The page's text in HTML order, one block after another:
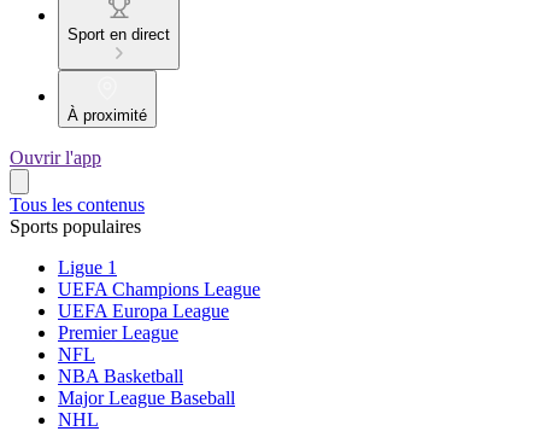
Sport en direct
À proximité
Ouvrir l'app
Tous les contenus
Sports populaires
Ligue 1
UEFA Champions League
UEFA Europa League
Premier League
NFL
NBA Basketball
Major League Baseball
NHL